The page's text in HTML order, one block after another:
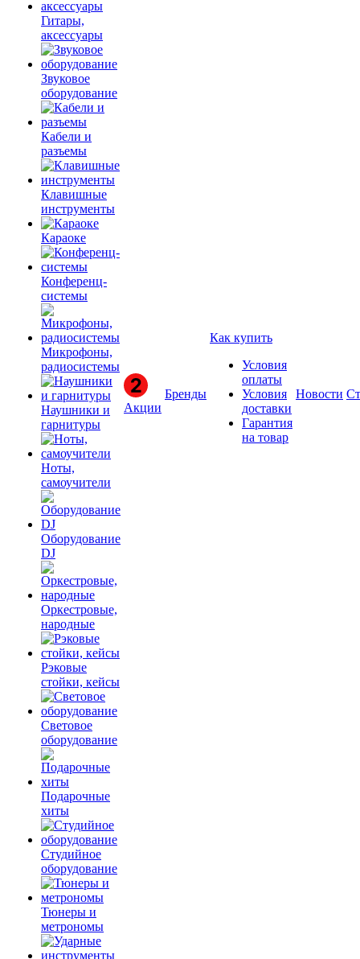
Гитары,
аксессуары
Звуковое
оборудование
Кабели и
разъемы
Клавишные
инструменты
Караоке
Конференц-
системы
Микрофоны,
радиосистемы
Наушники и
гарнитуры
Ноты,
самоучители
Оборудование
DJ
Оркестровые,
народные
Рэковые
стойки, кейсы
Световое
оборудование
Подарочные
хиты
Студийное
оборудование
Тюнеры и
метрономы
Акции
Бренды
Как купить
Условия
оплаты
Условия
доставки
Гарантия
на товар
Новости